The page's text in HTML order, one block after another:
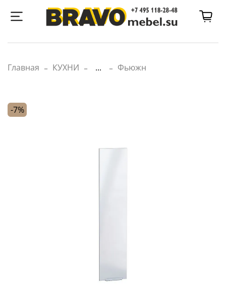
Главная КУХНИ ... Фьюжн
-7%